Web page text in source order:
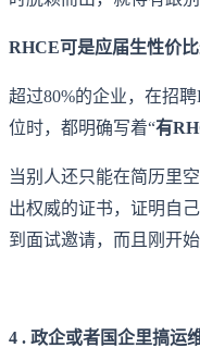
RHCE可是应届生性价比
超过80%的企业，在招
位时，都明确写着“有
当别人还只能在简历里
出权威的证书，证明自
到面试邀请，而且刚开
4 . 政企或者国企里搞运